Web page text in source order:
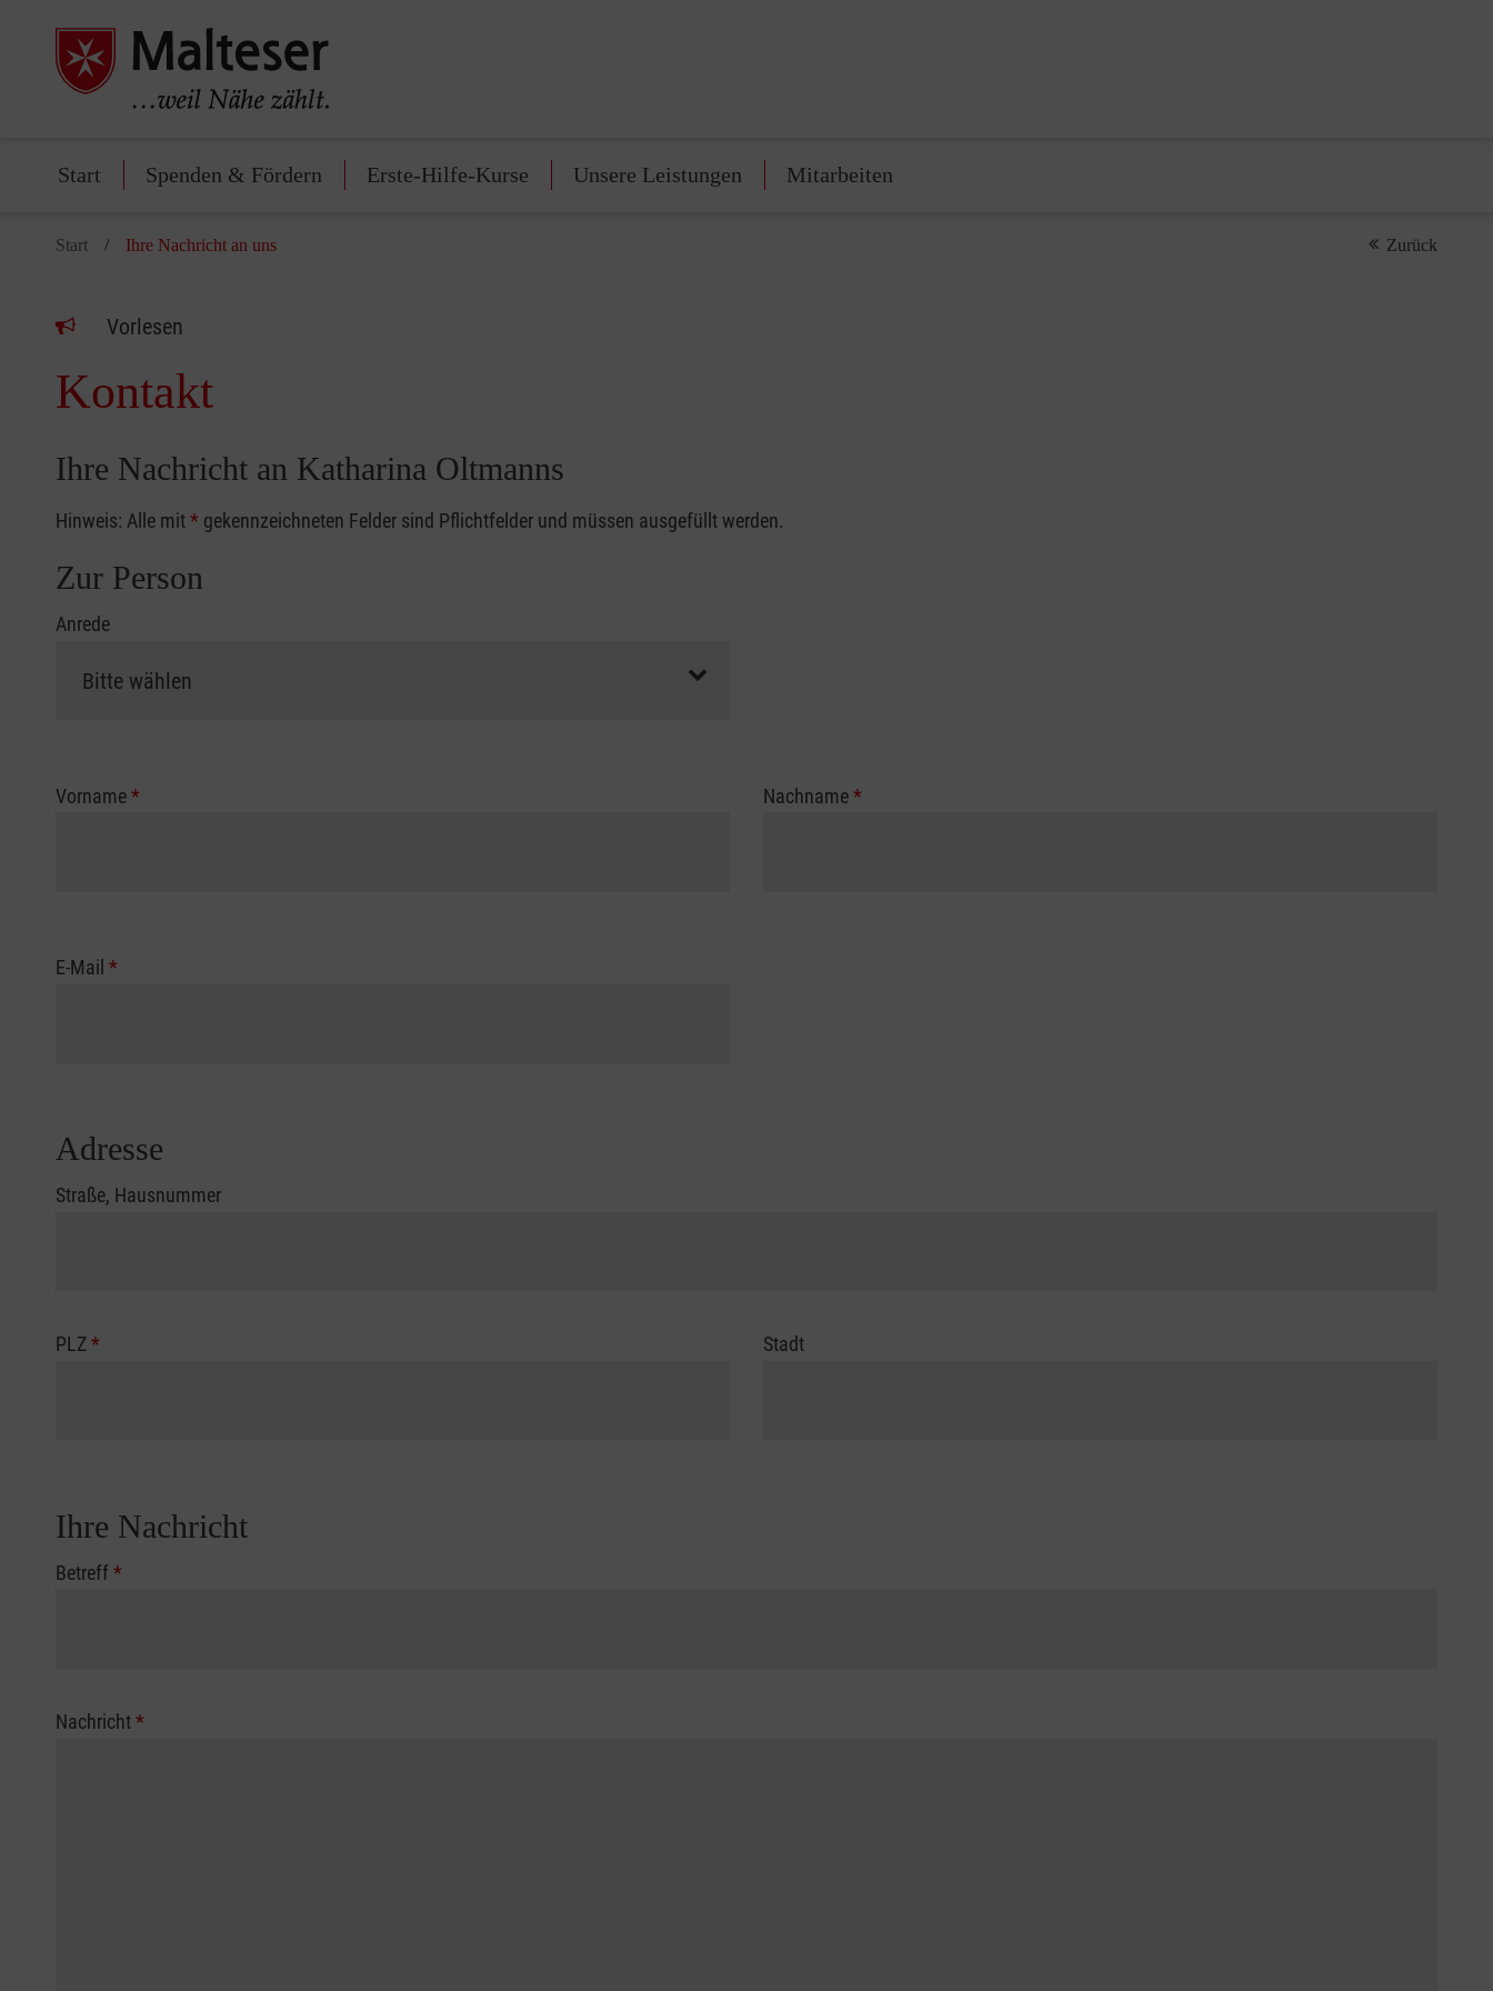
Start Spenden & Fördern Erste-Hilfe-Kurse Unsere Leistungen Mitarbeiten
Start Ihre Nachricht an uns Zurück
Vorlesen
Kontakt
Ihre Nachricht an Katharina Oltmanns
Hinweis: Alle mit* gekennzeichneten Felder sind Pflichtfelder und müssen ausgefüllt werden.
Zur Person
Anrede
Vorname* Nachname*
E-Mail *
Adresse
Straße, Hausnummer
PLZ* Stadt
Ihre Nachricht
Betreff*
Nachricht*